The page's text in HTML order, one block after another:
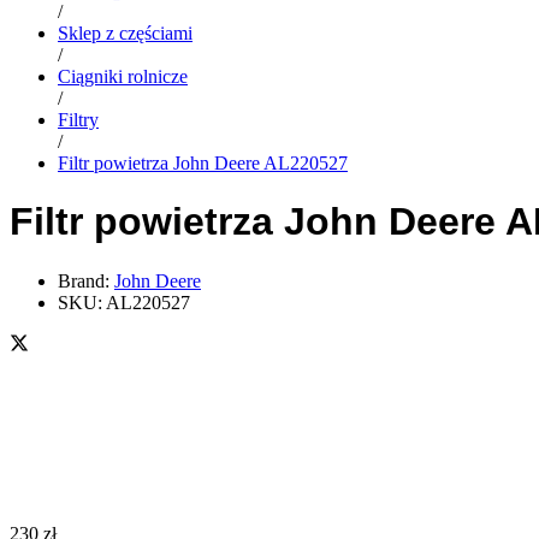
/
Sklep z częściami
/
Ciągniki rolnicze
/
Filtry
/
Filtr powietrza John Deere AL220527
Filtr powietrza John Deere
Brand: John Deere
SKU: AL220527
230 zł